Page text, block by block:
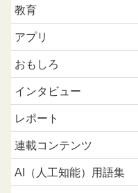
教育
アプリ
おもしろ
インタビュー
レポート
連載コンテンツ
AI（人工知能）用語集